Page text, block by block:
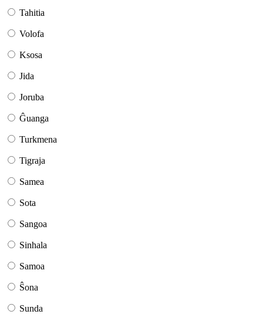
Tahitia
Volofa
Ksosa
Jida
Joruba
Ĝuanga
Turkmena
Tigraja
Samea
Sota
Sangoa
Sinhala
Samoa
Ŝona
Sunda